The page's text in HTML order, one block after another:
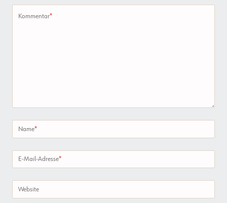
Kommentar*
Name*
E-Mail-Adresse*
Website